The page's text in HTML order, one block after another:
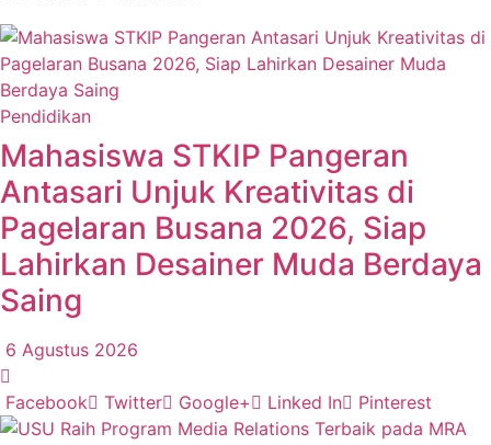
Pendidikan
Mahasiswa STKIP Pangeran
Antasari Unjuk Kreativitas di
Pagelaran Busana 2026, Siap
Lahirkan Desainer Muda Berdaya
Saing
6 Agustus 2026
Facebook Twitter Google+ Linked In Pinterest